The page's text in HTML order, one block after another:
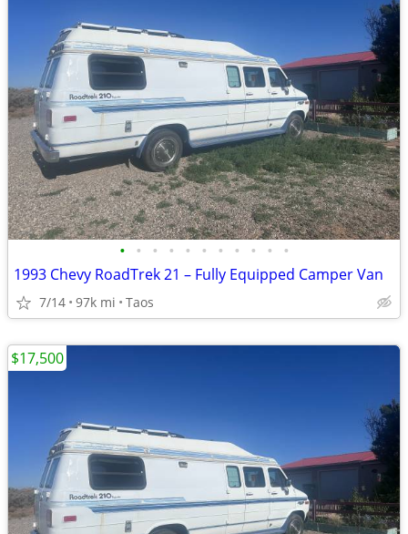
• • • • • • • • • • •
1993 Chevy RoadTrek 21 – Fully Equipped Camper Van
7/14 97k mi Taos
$17,500